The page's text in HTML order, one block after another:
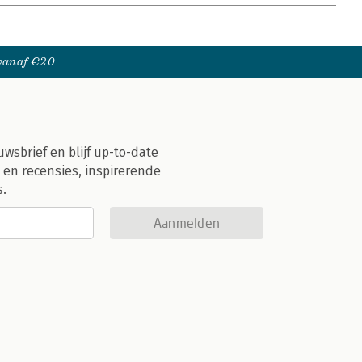
€20
en blijf up-to-date
recensies, inspirerende
Aanmelden